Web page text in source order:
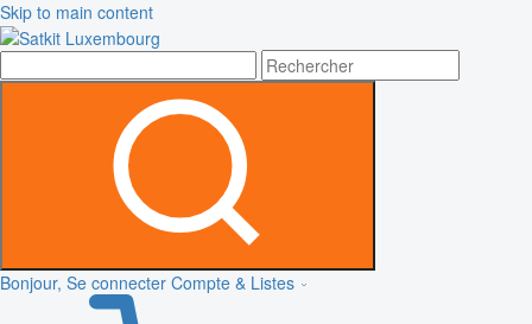
Skip to main content
Bonjour, Se connecter Compte & Listes